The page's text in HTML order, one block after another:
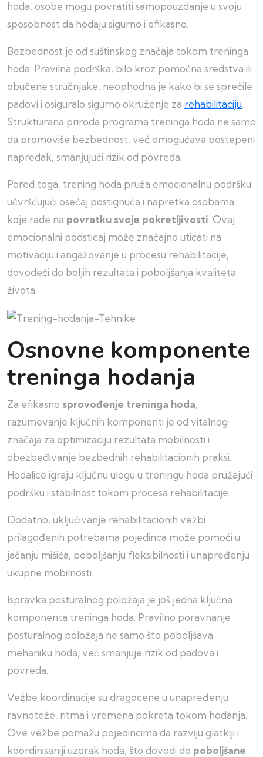
hoda, osobe mogu povratiti samopouzdanje u svoju
sposobnost da hodaju sigurno i efikasno.
Bezbednost je od suštinskog značaja tokom treninga
hoda. Pravilna podrška, bilo kroz pomoćna sredstva ili
obučene stručnjake, neophodna je kako bi se sprečile
padovi i osiguralo sigurno okruženje za rehabilitaciju
Struktuirana priroda programa treninga hoda ne samo
da promoviše bezbednost, već omogućava postepeni
napredak, smanjujući rizik od povreda.
Pored toga, trening hoda pruža emocionalnu podršku
učvršćujući osećaj postignuća i napretka osobama
koje rade na povratku svoje pokretljivosti . Ovaj
emocionalni podsticaj može značajno uticati na
motivaciju i angažovanje u procesu rehabilitacije,
dovodeći do boljih rezultata i poboljšanja kvaliteta
života.
Osnovne komponente
treninga hodanja
Za efikasno sprovođenje treninga hoda,
razumevanje ključnih komponenti je od vitalnog
značaja za optimizaciju rezultata mobilnosti i
obezbeđivanje bezbednih rehabilitacionih praksi.
Hodalice igraju ključnu ulogu u treningu hoda pružajući
podršku i stabilnost tokom procesa rehabilitacije.
Dodatno, uključivanje rehabilitacionih vežbi
prilagođenih potrebama pojedinca može pomoći u
jačanju mišića, poboljšanju fleksibilnosti i unapređenju
ukupne mobilnosti.
Ispravka posturalnog položaja je još jedna ključna
komponenta treninga hoda. Pravilno poravnanje
posturalnog položaja ne samo što poboljšava
mehaniku hoda, već smanjuje rizik od padova i
povreda.
Vežbe koordinacije su dragocene u unapređenju
ravnoteže, ritma i vremena pokreta tokom hodanja.
Ove vežbe pomažu pojedincima da razviju glatkiji i
koordinisaniji uzorak hoda, što dovodi do poboljšane